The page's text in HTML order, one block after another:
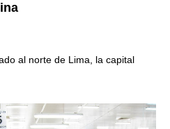
al norte de Lima, la capital